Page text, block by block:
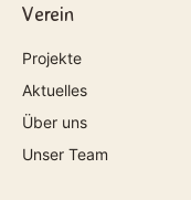
Verein
Projekte
Aktuelles
Über uns
Unser Team